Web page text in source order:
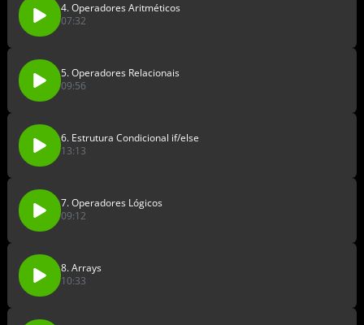
4. Operadores Aritméticos
07:32
5. Operadores Relacionais
09:56
6. Estrutura Condicional if/else
13:13
7. Operadores Lógicos
09:12
8. Arrays
10:33